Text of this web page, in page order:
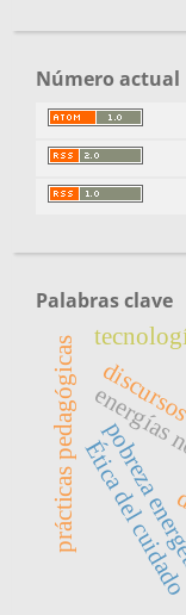
Número actual
Palabras clave
pobreza
prácticas pedagógicasÉtica del